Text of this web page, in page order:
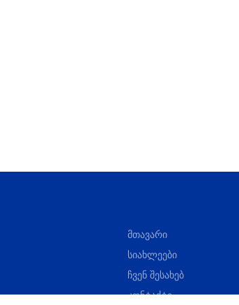
მთავარი
სიახლეები
ჩვენ შესახებ
კონტაქტი